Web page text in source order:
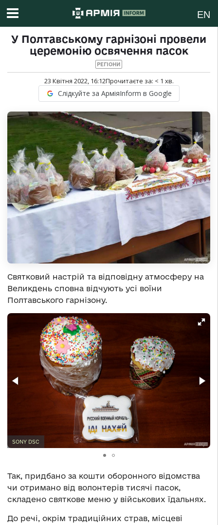
EN
У Полтавському гарнізоні провели
церемонію освячення пасок
РЕГІОНИ
23 Квітня 2022, 16:12Прочитаєте за: < 1 хв.
Слідкуйте за АрміяInform в Google
Святковий настрій та відповідну атмосферу на
Великдень сповна відчують усі воїни
Полтавського гарнізону.
SONY DSC
Так, придбано за кошти оборонного відомства
чи отримано від волонтерів тисячі пасок,
складено святкове меню у військових їдальнях.
До речі, окрім традиційних страв, місцеві